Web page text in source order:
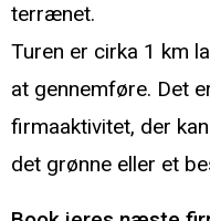
terrænet.
Turen er cirka 1 km
at gennemføre. Det
firmaaktivitet, der
det grønne eller et